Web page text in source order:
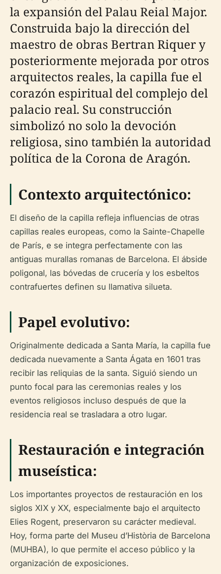
la expansión del Palau Reial Major.
Construida bajo la dirección del
maestro de obras Bertran Riquer y
posteriormente mejorada por otros
arquitectos reales, la capilla fue el
corazón espiritual del complejo del
palacio real. Su construcción
simbolizó no solo la devoción
religiosa, sino también la autoridad
política de la Corona de Aragón.
Contexto arquitectónico:
El diseño de la capilla refleja influencias de otras
capillas reales europeas, como la Sainte-Chapelle
de París, e se integra perfectamente con las
antiguas murallas romanas de Barcelona. El ábside
poligonal, las bóvedas de crucería y los esbeltos
contrafuertes definen su llamativa silueta.
Papel evolutivo:
Originalmente dedicada a Santa María, la capilla fue
dedicada nuevamente a Santa Ágata en 1601 tras
recibir las reliquias de la santa. Siguió siendo un
punto focal para las ceremonias reales y los
eventos religiosos incluso después de que la
residencia real se trasladara a otro lugar.
Restauración e integración
museística:
Los importantes proyectos de restauración en los
siglos XIX y XX, especialmente bajo el arquitecto
Elies Rogent, preservaron su carácter medieval.
Hoy, forma parte del Museu d’Història de Barcelona
(MUHBA), lo que permite el acceso público y la
organización de exposiciones.